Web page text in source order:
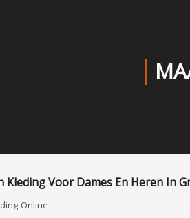
Kleding Voor Dames En Heren In
Online